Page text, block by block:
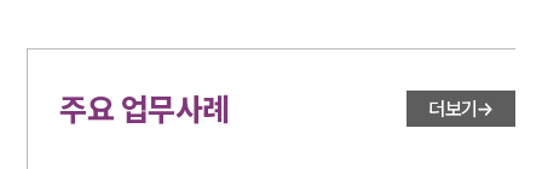
주요 업무사례 더보기